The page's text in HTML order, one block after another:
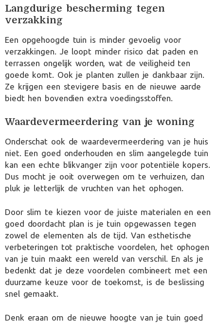
Langdurige bescherming tegen
verzakking
Een opgehoogde tuin is minder gevoelig voor
verzakkingen. Je loopt minder risico dat paden en
terrassen ongelijk worden, wat de veiligheid ten
goede komt. Ook je planten zullen je dankbaar zijn.
Ze krijgen een stevigere basis en de nieuwe aarde
biedt hen bovendien extra voedingsstoffen.
Waardevermeerdering van je woning
Onderschat ook de waardevermeerdering van je huis
niet. Een goed onderhouden en slim aangelegde tuin
kan een echte blikvanger zijn voor potentiële kopers.
Dus mocht je ooit overwegen om te verhuizen, dan
pluk je letterlijk de vruchten van het ophogen.
Door slim te kiezen voor de juiste materialen en een
goed doordacht plan is je tuin opgewassen tegen
zowel de elementen als de tijd. Van esthetische
verbeteringen tot praktische voordelen, het ophogen
van je tuin maakt een wereld van verschil. En als je
bedenkt dat je deze voordelen combineert met een
duurzame keuze voor de toekomst, is de beslissing
snel gemaakt.
Denk eraan om de nieuwe hoogte van je tuin goed